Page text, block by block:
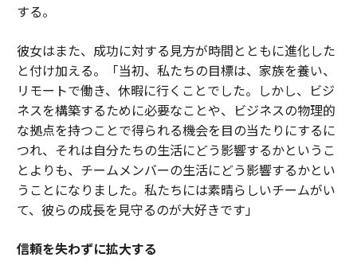
する。
彼女はまた、成功に対する見方が時間とともに進化した
と付け加える。「当初、私たちの目標は、家族を養い、
リモートで働き、休暇に行くことでした。しかし、ビジ
ネスを構築するために必要なことや、ビジネスの物理的
な拠点を持つことで得られる機会を目の当たりにするに
つれ、それは自分たちの生活にどう影響するかというこ
とよりも、チームメンバーの生活にどう影響するかとい
うことになりました。私たちには素晴らしいチームがい
て、彼らの成長を見守るのが大好きです」
信頼を失わずに拡大する